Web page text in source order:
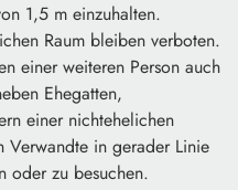
1,5 m einzuhalten.
Raum bleiben verboten.
einer weiteren Person auch
Ehegatten,
einer nichtehelichen
Verwandte in gerader Linie
oder zu besuchen.